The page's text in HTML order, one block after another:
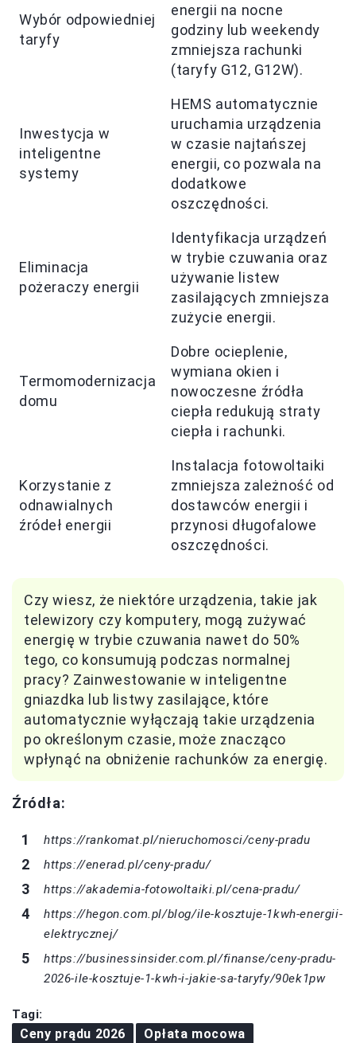
Wybór odpowiedniej
taryfy
energii na nocne
godziny lub weekendy
zmniejsza rachunki
(taryfy G12, G12W).
Inwestycja w
inteligentne
systemy
HEMS automatycznie
uruchamia urządzenia
w czasie najtańszej
energii, co pozwala na
dodatkowe
oszczędności.
Eliminacja
pożeraczy energii
Identyfikacja urządzeń
w trybie czuwania oraz
używanie listew
zasilających zmniejsza
zużycie energii.
Termomodernizacja
domu
Dobre ocieplenie,
wymiana okien i
nowoczesne źródła
ciepła redukują straty
ciepła i rachunki.
Korzystanie z
odnawialnych
źródeł energii
Instalacja fotowoltaiki
zmniejsza zależność od
dostawców energii i
przynosi długofalowe
oszczędności.
Czy wiesz, że niektóre urządzenia, takie jak
telewizory czy komputery, mogą zużywać
energię w trybie czuwania nawet do 50%
tego, co konsumują podczas normalnej
pracy? Zainwestowanie w inteligentne
gniazdka lub listwy zasilające, które
automatycznie wyłączają takie urządzenia
po określonym czasie, może znacząco
wpłynąć na obniżenie rachunków za energię.
Źródła:
https://rankomat.pl/nieruchomosci/ceny-pradu
https://enerad.pl/ceny-pradu/
https://akademia-fotowoltaiki.pl/cena-pradu/
https://hegon.com.pl/blog/ile-kosztuje-1kwh-energii-
elektrycznej/
https://businessinsider.com.pl/finanse/ceny-pradu-
2026-ile-kosztuje-1-kwh-i-jakie-sa-taryfy/90ek1pw
Tagi:
Ceny prądu 2026
Opłata mocowa